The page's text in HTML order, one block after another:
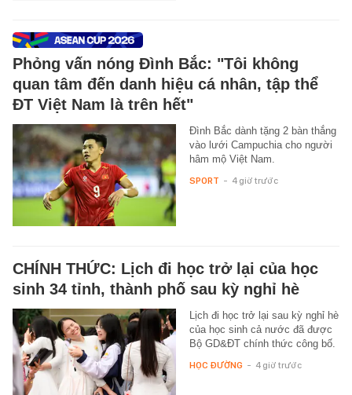
Phỏng vấn nóng Đình Bắc: "Tôi không
quan tâm đến danh hiệu cá nhân, tập thể
ĐT Việt Nam là trên hết"
Đình Bắc dành tặng 2 bàn thắng
vào lưới Campuchia cho người
hâm mộ Việt Nam.
SPORT - 4 giờ trước
CHÍNH THỨC: Lịch đi học trở lại của học
sinh 34 tỉnh, thành phố sau kỳ nghỉ hè
Lịch đi học trở lại sau kỳ nghỉ hè
của học sinh cả nước đã được
Bộ GD&ĐT chính thức công bố.
HỌC ĐƯỜNG - 4 giờ trước